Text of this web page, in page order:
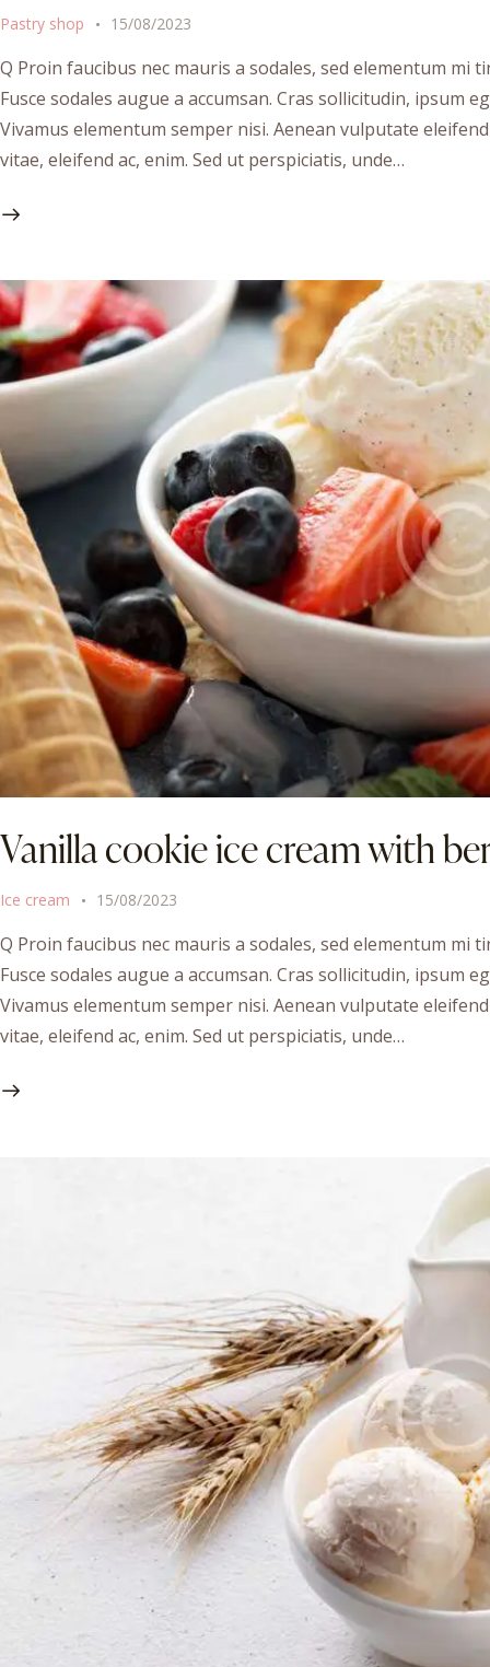
Pastry shop 15/08/2023
Q Proin faucibus nec mauris a sodales, sed elementum mi
Fusce sodales augue a accumsan. Cras sollicitudin, ipsum
Vivamus elementum semper nisi. Aenean vulputate
vitae, eleifend ac, enim. Sed ut perspiciatis, unde…
Vanilla cookie ice cream with
Ice cream 15/08/2023
Q Proin faucibus nec mauris a sodales, sed elementum mi
Fusce sodales augue a accumsan. Cras sollicitudin, ipsum
Vivamus elementum semper nisi. Aenean vulputate
vitae, eleifend ac, enim. Sed ut perspiciatis, unde…